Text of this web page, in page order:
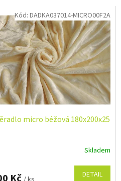
micro béžová 180x200x25
Skladem
DETAIL
Kód: DADKA037014-MICRO00F2A